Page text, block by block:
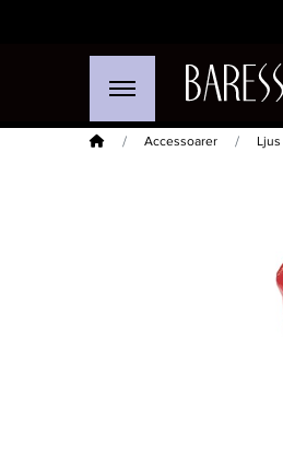
Hem Accessoarer Ljus